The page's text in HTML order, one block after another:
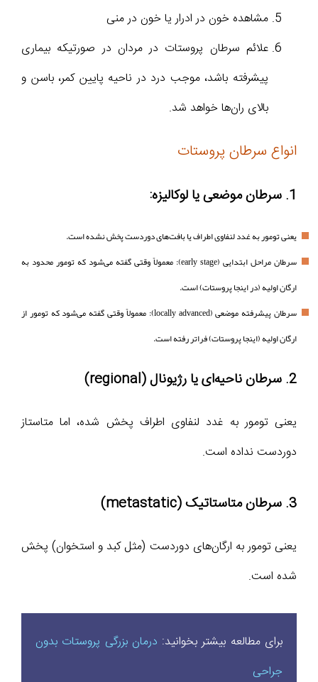
مشاهده خون در ادرار یا خون در منی
علائم سرطان پروستات در مردان در صورتیکه بیماری
پیشرفته باشد، موجب درد در ناحیه پایین کمر، باسن و
بالای ران‌ها خواهد شد.
انواع سرطان پروستات
1. سرطان موضعی یا لوکالیزه:
یعنی تومور به غدد لنفاوی اطراف یا بافت‌های دوردست پخش نشده است.
سرطان مراحل ابتدایی (early stage): معمولاً وقتی گفته می‌شود که تومور محدود به
ارگان اولیه (در اینجا پروستات) است.
سرطان پیشرفته موضعی (locally advanced): معمولاً وقتی گفته می‌شود که تومور از
ارگان اولیه (اینجا پروستات) فراتر رفته است.
2. سرطان ناحیه‌ای یا رژیونال (regional)
یعنی تومور به غدد لنفاوی اطراف پخش شده، اما متاستاز
دوردست نداده است.
3. سرطان متاستاتیک (metastatic)
یعنی تومور به ارگان‌های دوردست (مثل کبد و استخوان) پخش
شده است.
برای مطالعه بیشتر بخوانید: درمان بزرگی پروستات بدون
جراحی